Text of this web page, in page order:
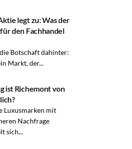
legt zu: Was der
den Fachhandel
Botschaft dahinter:
Markt, der...
ist Richemont von
Luxusmarken mit
Nachfrage
sich...